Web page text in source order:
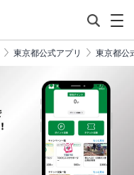
東京都公式アプリ 東京都公